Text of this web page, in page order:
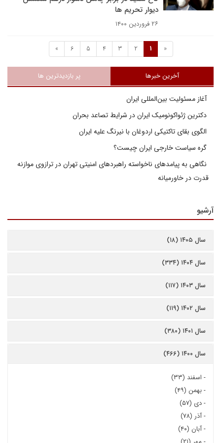
دیوار تحریم ها
۲۶ فروردین ۱۴۰۰
«
1
2
3
4
5
6
»
آخرین خبرها پر بازدیدترین ها
آغاز مسئولیت بین‌المللی ایران
دکترین ژئواکونومیک ایران در شرایط تصاعد بحران
الگوی بقای تاکتیکی اردوغان با نیرنگ علیه ایران
گره سیاست خارجی ایران چیست؟
نگاهی به پیامدهای ناخواسته راهبردهای امنیتی تهران در ترازوی موازنه
قدرت در خاورمیانه
آرشیو
سال ۱۴۰۵ (۱۸)
سال ۱۴۰۴ (۳۳۴)
سال ۱۴۰۳ (۱۱۷)
سال ۱۴۰۲ (۱۱۹)
سال ۱۴۰۱ (۳۸۰)
سال ۱۴۰۰ (۴۶۶)
- اسفند (۳۳)
-بهمن (۴۹)
-دی (۵۷)
-آذر (۷۸)
-آبان (۴۰)